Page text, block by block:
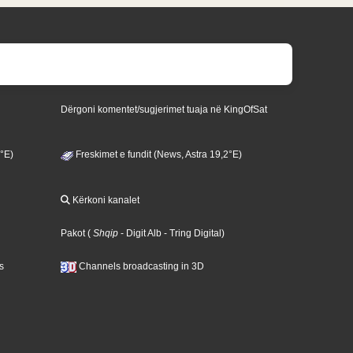
Dërgoni komentet/sugjerimet tuaja në KingOfSat
Freskimet e fundit (News, Astra 19,2°E)
Kërkoni kanalet
Pakot( Shqip - Digit Alb - Tring Digital)
Channels broadcasting in 3D